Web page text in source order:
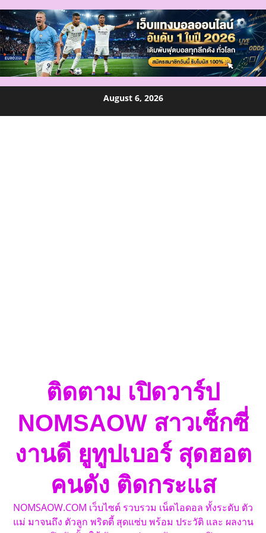
August 6, 2026
ติดตาม เปิดวาร์ป
NOMSAOW สาวเซ็กซี่
งานดี ยูทูปเบอร์ สุดฮอต
คนดัง ติดกระแส
NOMSAOW.COM เว็บไซต์ รวบรวม เน็ตไอดอล ทั้งระดับ ตัว
แม่ มาจนถึง ตัวลูก พริตตี้ สุดแซ่บ พร้อม ประวัติ และ ผลงาน